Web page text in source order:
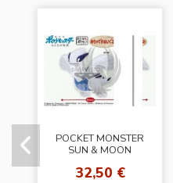
POCKET MONSTER
SUN & MOON
PLUSH DOLL Lugia
32,50 €